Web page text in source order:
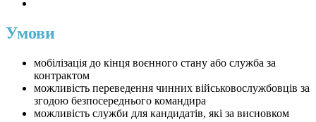
Умови
мобілізація до кінця воєнного стану або служба за
контрактом
можливість переведення чинних військовослужбовців за
згодою безпосереднього командира
можливість служби для кандидатів, які за висновком